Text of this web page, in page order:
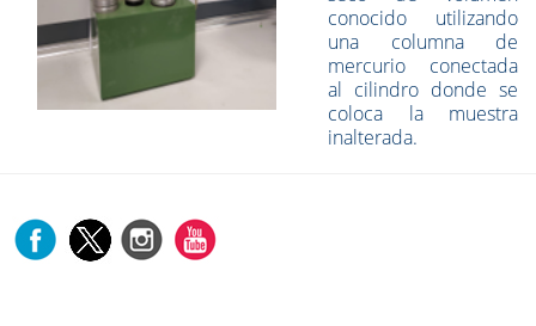
conocido utilizando
una columna de
mercurio conectada
al cilindro donde se
coloca la muestra
inalterada.